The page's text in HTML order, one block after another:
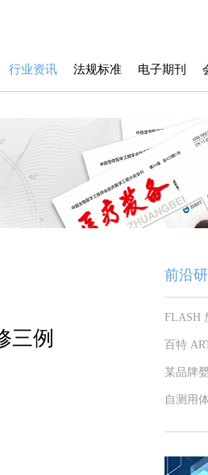
行业资讯 法规标准 电子期刊
三例
前沿
FLASH
百特
某品牌
自测用